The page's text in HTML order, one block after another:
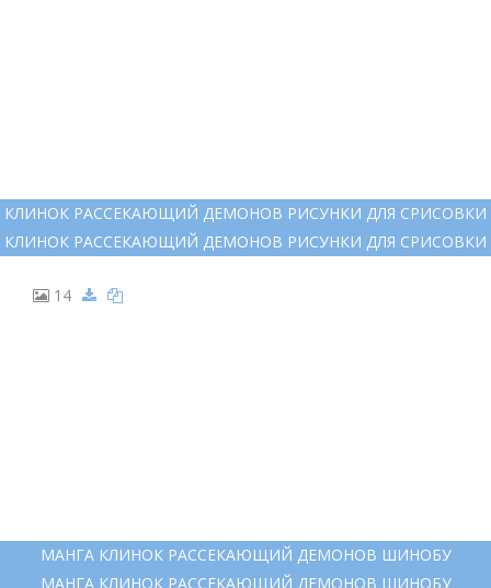
КЛИНОК РАССЕКАЮЩИЙ ДЕМОНОВ РИСУНКИ ДЛЯ СРИСОВКИ
КЛИНОК РАССЕКАЮЩИЙ ДЕМОНОВ РИСУНКИ ДЛЯ СРИСОВКИ
14
МАНГА КЛИНОК РАССЕКАЮЩИЙ ДЕМОНОВ ШИНОБУ
МАНГА КЛИНОК РАССЕКАЮЩИЙ ДЕМОНОВ ШИНОБУ